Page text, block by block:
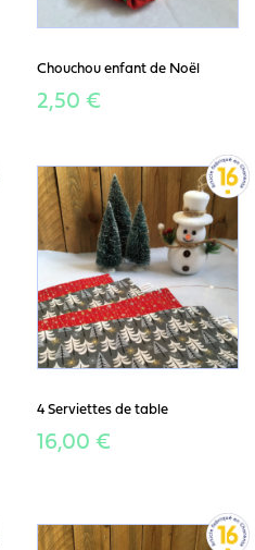
Chouchou enfant de Noël
2,50 €
4 Serviettes de table
16,00 €